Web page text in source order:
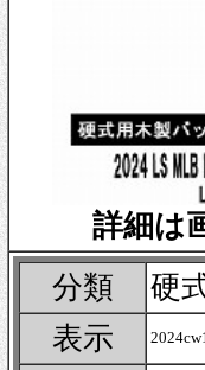
詳細は
分類
硬
表示